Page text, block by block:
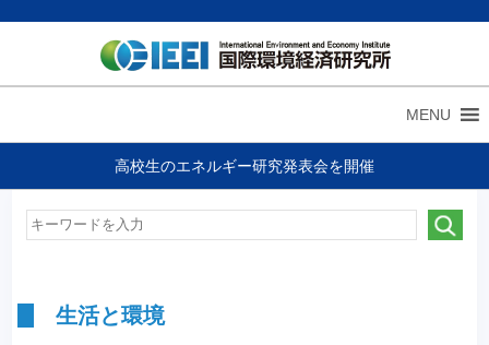
MENU
高校生のエネルギー研究発表会を開催
生活と環境